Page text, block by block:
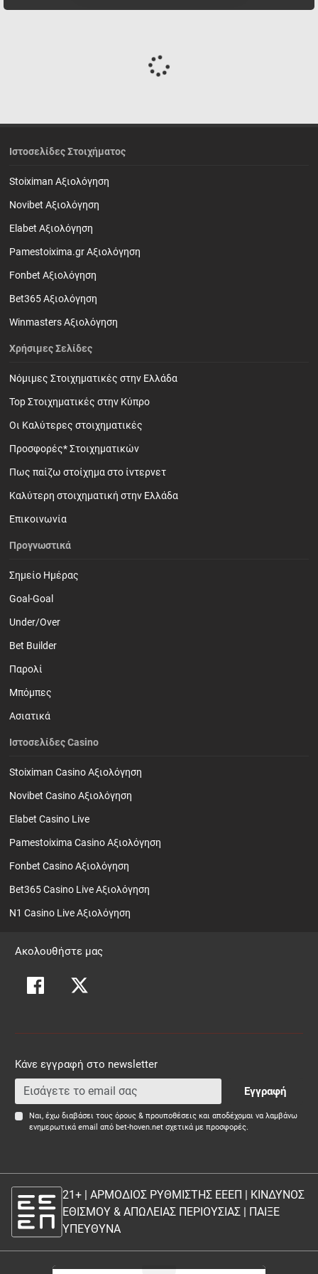
Ιστοσελίδες Στοιχήματος
Stoiximan Αξιολόγηση
Novibet Αξιολόγηση
Elabet Αξιολόγηση
Pamestoixima.gr Αξιολόγηση
Fonbet Αξιολόγηση
Bet365 Αξιολόγηση
Winmasters Αξιολόγηση
Χρήσιμες Σελίδες
Νόμιμες Στοιχηματικές στην Ελλάδα
Top Στοιχηματικές στην Κύπρο
Οι Καλύτερες στοιχηματικές
Προσφορές* Στοιχηματικών
Πως παίζω στοίχημα στο ίντερνετ
Καλύτερη στοιχηματική στην Ελλάδα
Επικοινωνία
Προγνωστικά
Σημείο Ημέρας
Goal-Goal
Under/Over
Bet Builder
Παρολί
Mπόμπες
Ασιατικά
Ιστοσελίδες Casino
Stoiximan Casino Αξιολόγηση
Novibet Casino Αξιολόγηση
Elabet Casino Live
Pamestoixima Casino Αξιολόγηση
Fonbet Casino Αξιολόγηση
Bet365 Casino Live Αξιολόγηση
N1 Casino Live Αξιολόγηση
Ακολουθήστε μας
Κάνε εγγραφή στο newsletter
Εγγραφή
Ναι, έχω διαβάσει τους όρους & προυποθέσεις και αποδέχομαι να λαμβάνω
ενημερωτικά email από bet-hoven.net σχετικά με προσφορές.
21+ | ΑΡΜΟΔΙΟΣ ΡΥΘΜΙΣΤΗΣ ΕΕΕΠ | ΚΙΝΔΥΝΟΣ
ΕΘΙΣΜΟΥ & ΑΠΩΛΕΙΑΣ ΠΕΡΙΟΥΣΙΑΣ | ΠΑΙΞΕ
ΥΠΕΥΘΥΝΑ